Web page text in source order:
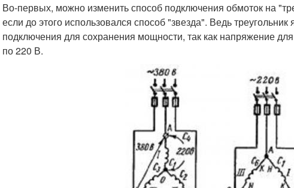
Во-первых, можно изменить способ подключения обмоток на
если до этого использовался способ "звезда". Ведь
подключения для сохранения мощности, так как напряжение
по 220 В.